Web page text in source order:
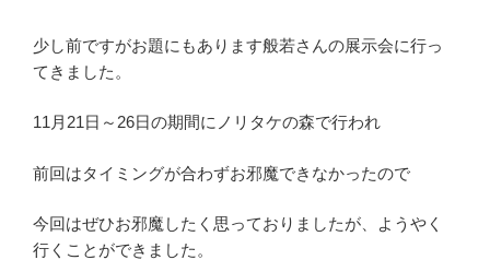
少し前ですがお題にもあります般若さんの展示会に行っ
てきました。
11月21日～26日の期間にノリタケの森で行われ
前回はタイミングが合わずお邪魔できなかったので
今回はぜひお邪魔したく思っておりましたが、ようやく
行くことができました。